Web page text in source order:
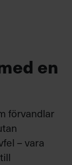
en
förvandlar
– vara